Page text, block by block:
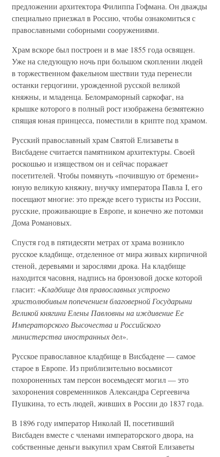
предложении архитектора Филиппа Гофмана. Он дважды
специально приезжал в Россию, чтобы ознакомиться с
православными соборными сооружениями.
Храм вскоре был построен и в мае 1855 года освящен.
Уже на следующую ночь при большом скоплении людей
в торжественном факельном шествии туда перенесли
останки герцогини, урожденной русской великой
княжны, и младенца. Беломраморный саркофаг, на
крышке которого в полный рост изображена безмятежно
спящая юная принцесса, поместили в крипте под храмом.
Русский православный храм Святой Елизаветы в
Висбадене считается памятником архитектуры. Своей
роскошью и изяществом он и сейчас поражает
посетителей. Чтобы помянуть «почившую от бремени»
юную великую княжну, внучку императора Павла I, его
посещают многие: это прежде всего туристы из России,
русские, проживающие в Европе, и конечно же потомки
Дома Романовых.
Спустя год в пятидесяти метрах от храма возникло
русское кладбище, отделенное от мира живых кирпичной
стеной, деревьями и зарослями дрока. На кладбище
находится часовня, надпись на бронзовой доске которой
гласит: «Кладбище для православных устроено
христолюбивым попечением благоверной Государыни
Великой княгини Елены Павловны на иждивение Ее
Императорского Высочества и Российского
министерства иностранных дел».
Русское православное кладбище в Висбадене — самое
старое в Европе. Из приблизительно восьмисот
похороненных там персон восемьдесят могил — это
захоронения современников Александра Сергеевича
Пушкина, то есть людей, живших в России до 1837 года.
В 1896 году император Николай II, посетивший
Висбаден вместе с членами императорского двора, на
собственные деньги выкупил храм Святой Елизаветы